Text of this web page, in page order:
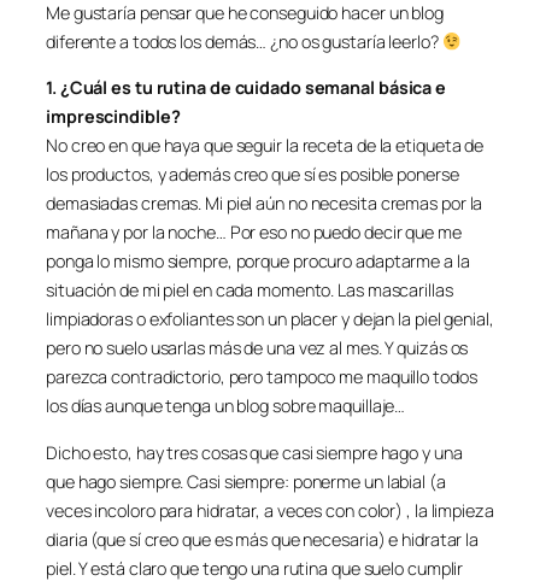
Me gustaría pensar que he conseguido hacer un blog
diferente a todos los demás… ¿no os gustaría leerlo?
1. ¿Cuál es tu rutina de cuidado semanal básica e
imprescindible?
No creo en que haya que seguir la receta de la etiqueta de
los productos, y además creo que sí es posible ponerse
demasiadas cremas. Mi piel aún no necesita cremas por la
mañana y por la noche… Por eso no puedo decir que me
ponga lo mismo siempre, porque procuro adaptarme a la
situación de mi piel en cada momento. Las mascarillas
limpiadoras o exfoliantes son un placer y dejan la piel genial,
pero no suelo usarlas más de una vez al mes. Y quizás os
parezca contradictorio, pero tampoco me maquillo todos
los días aunque tenga un blog sobre maquillaje…
Dicho esto, hay tres cosas que casi siempre hago y una
que hago siempre. Casi siempre: ponerme un labial (a
veces incoloro para hidratar, a veces con color) , la limpieza
diaria (que sí creo que es más que necesaria) e hidratar la
piel. Y está claro que tengo una rutina que suelo cumplir